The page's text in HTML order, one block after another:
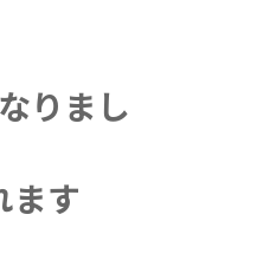
りまし
ます